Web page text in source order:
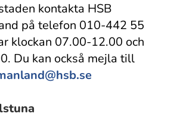
kontakta HSB
på telefon 010-442 55
klockan 07.00-12.00 och
Du kan också mejla till